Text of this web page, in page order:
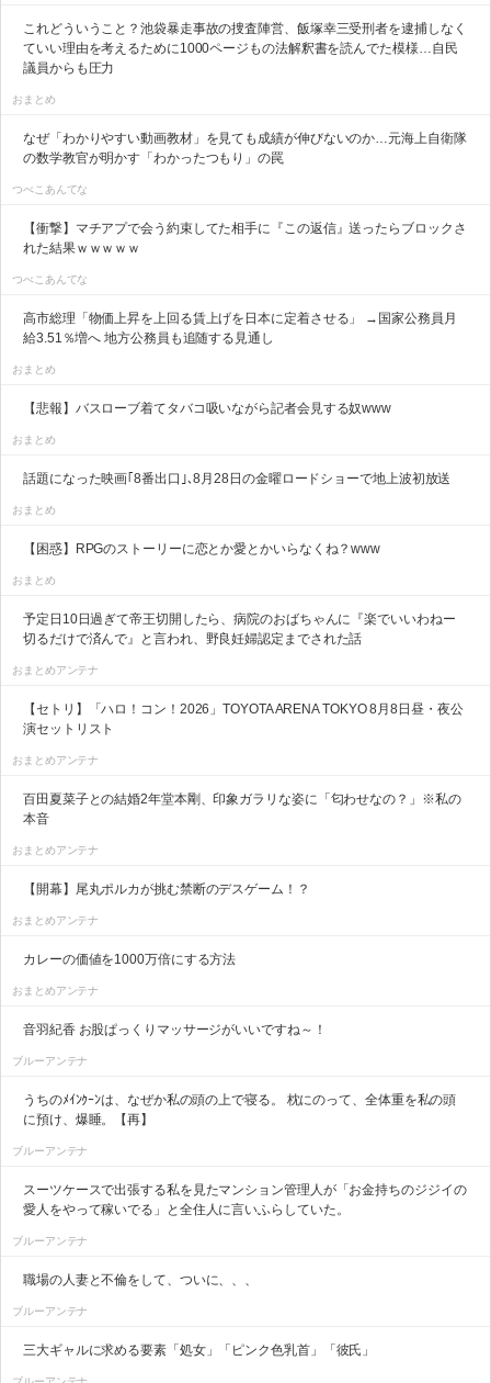
これどういうこと？池袋暴走事故の捜査陣営、飯塚幸三受刑者を逮捕しなく
ていい理由を考えるために1000ページもの法解釈書を読んでた模様…自民
議員からも圧力
おまとめ
なぜ「わかりやすい動画教材」を見ても成績が伸びないのか…元海上自衛隊
の数学教官が明かす「わかったつもり」の罠
つべこあんてな
【衝撃】マチアプで会う約束してた相手に『この返信』送ったらブロックさ
れた結果ｗｗｗｗｗ
つべこあんてな
高市総理「物価上昇を上回る賃上げを日本に定着させる」 →国家公務員月
給3.51％増へ 地方公務員も追随する見通し
おまとめ
【悲報】バスローブ着てタバコ吸いながら記者会見する奴www
おまとめ
話題になった映画｢8番出口｣､8月28日の金曜ロードショーで地上波初放送
おまとめ
【困惑】RPGのストーリーに恋とか愛とかいらなくね？www
おまとめ
予定日10日過ぎて帝王切開したら、病院のおばちゃんに『楽でいいわねー
切るだけで済んで』と言われ、野良妊婦認定までされた話
おまとめアンテナ
【セトリ】「ハロ！コン！2026」TOYOTA ARENA TOKYO 8月8日昼・夜公
演セットリスト
おまとめアンテナ
百田夏菜子との結婚2年堂本剛、印象ガラリな姿に「匂わせなの？」※私の
本音
おまとめアンテナ
【開幕】尾丸ポルカが挑む禁断のデスゲーム！？
おまとめアンテナ
カレーの価値を1000万倍にする方法
おまとめアンテナ
音羽紀香 お股ぱっくりマッサージがいいですね～！
ブルーアンテナ
うちのﾒｲﾝｸｰﾝは、なぜか私の頭の上で寝る。 枕にのって、全体重を私の頭
に預け、爆睡。【再】
ブルーアンテナ
スーツケースで出張する私を見たマンション管理人が「お金持ちのジジイの
愛人をやって稼いでる」と全住人に言いふらしていた。
ブルーアンテナ
職場の人妻と不倫をして、ついに、、、
ブルーアンテナ
三大ギャルに求める要素「処女」「ピンク色乳首」「彼氏」